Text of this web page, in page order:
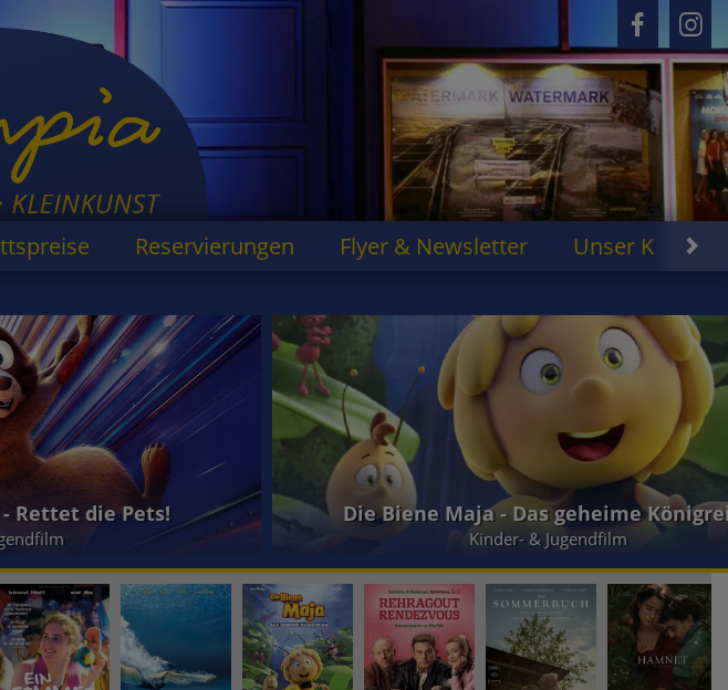
Reservierungen Flyer & Newsletter Unser Kino
Königreich
Ein Sommer in Paris